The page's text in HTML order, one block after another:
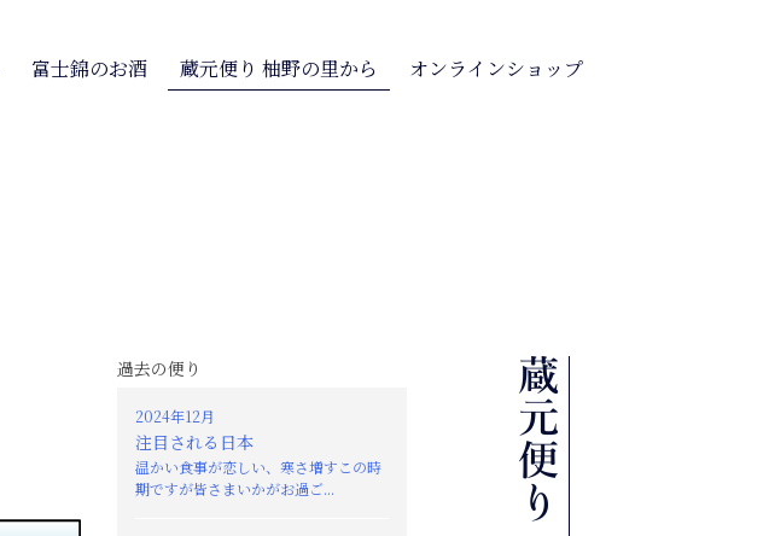
富士錦のお酒 蔵元便り 柚野の里から オンラインショップ
過去の便り
2024年12月
注目される日本
温かい食事が恋しい、寒さ増すこの時
期ですが皆さまいかがお過ご...